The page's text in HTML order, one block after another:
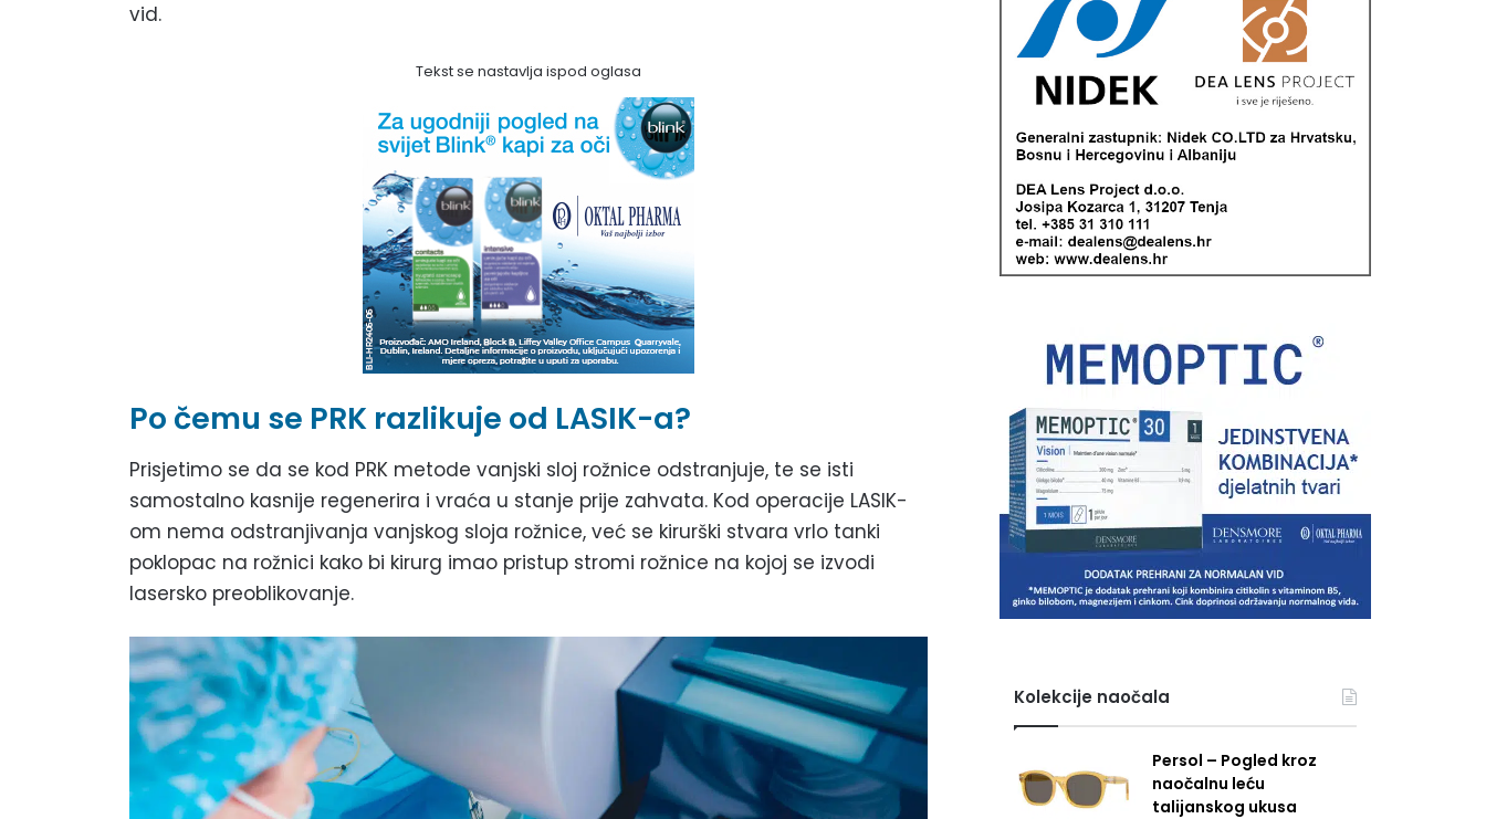
vid.
Tekst se nastavlja ispod oglasa
Po čemu se PRK razlikuje od LASIK-a?
Prisjetimo se da se kod PRK metode vanjski sloj rožnice odstranjuje, te se isti
samostalno kasnije regenerira i vraća u stanje prije zahvata. Kod operacije LASIK-
om nema odstranjivanja vanjskog sloja rožnice, već se kirurški stvara vrlo tanki
poklopac na rožnici kako bi kirurg imao pristup stromi rožnice na kojoj se izvodi
lasersko preoblikovanje.
Kolekcije naočala
Persol – Pogled kroz
naočalnu leću
talijanskog ukusa